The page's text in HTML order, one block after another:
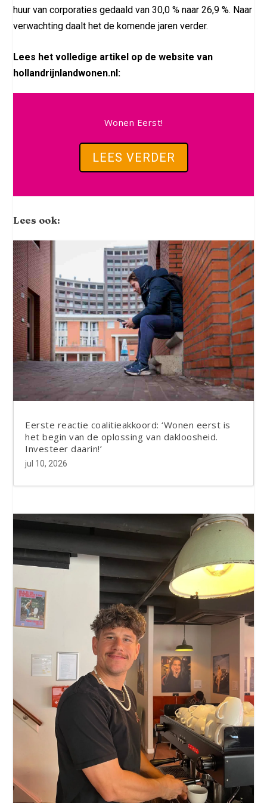
huur van corporaties gedaald van 30,0 % naar 26,9 %. Naar
verwachting daalt het de komende jaren verder.
Lees het volledige artikel op de website van
hollandrijnlandwonen.nl:
Wonen Eerst!
LEES VERDER
Lees ook:
Eerste reactie coalitieakkoord: ‘Wonen eerst is
het begin van de oplossing van dakloosheid.
Investeer daarin!’
jul 10, 2026